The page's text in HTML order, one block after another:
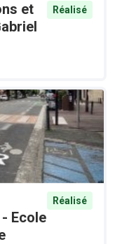
et
Réalisé
Ecole
Réalisé